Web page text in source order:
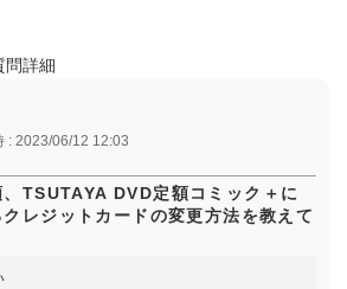
問詳細
: 2023/06/12 12:03
、TSUTAYA DVD定額コミック＋に
レジットカードの変更方法を教えて